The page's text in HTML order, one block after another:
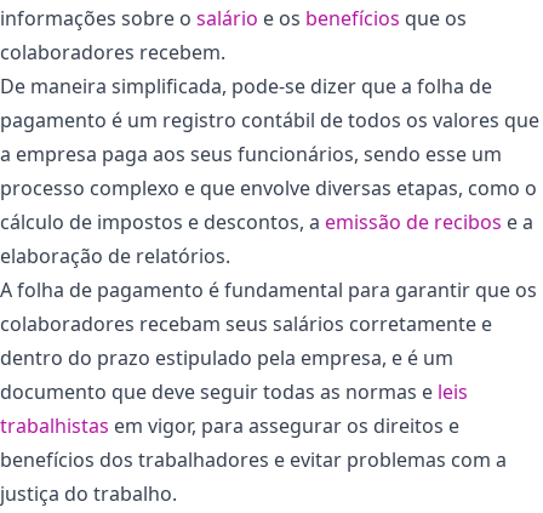
informações sobre o salário e os benefícios que os
colaboradores recebem.
De maneira simplificada, pode-se dizer que a folha de
pagamento é um registro contábil de todos os valores que
a empresa paga aos seus funcionários, sendo esse um
processo complexo e que envolve diversas etapas, como o
cálculo de impostos e descontos, a emissão de recibos e a
elaboração de relatórios.
A folha de pagamento é fundamental para garantir que os
colaboradores recebam seus salários corretamente e
dentro do prazo estipulado pela empresa, e é um
documento que deve seguir todas as normas e leis
trabalhistas em vigor, para assegurar os direitos e
benefícios dos trabalhadores e evitar problemas com a
justiça do trabalho.